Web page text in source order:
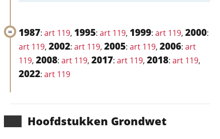
Hoofd­stukken Grondwet
1987: art 119, 1995: art 119, 1999: art 119, 2000:
art 119, 2002: art 119, 2005: art 119, 2006: art
119, 2008: art 119, 2017: art 119, 2018: art 119,
2022: art 119